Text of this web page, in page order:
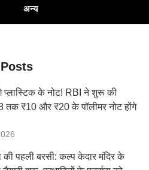
अन्य
प्लास्टिक के नोट! RBI ने शुरू की
तक ₹10 और ₹20 के पॉलीमर नोट होंगे
की पहली बरसी: कल्प केदार मंदिर के